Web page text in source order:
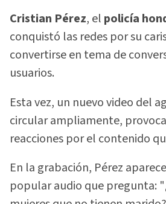
Cristian Pérez, el policía
conquistó las redes por su
convertirse en tema de
usuarios.
Esta vez, un nuevo video del
circular ampliamente,
reacciones por el contenido
En la grabación, Pérez
popular audio que pregunta: